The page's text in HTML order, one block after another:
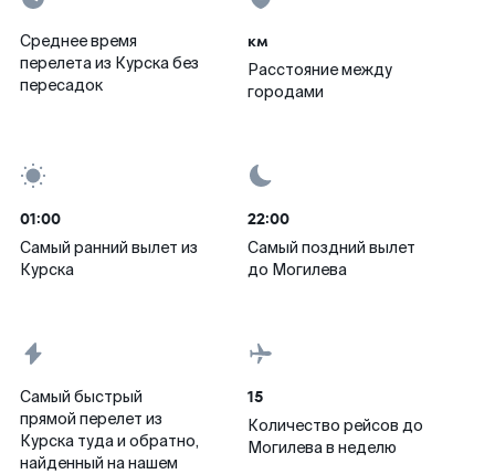
Среднее время
перелета из Курска без
пересадок
км
Расстояние между
городами
01:00
Самый ранний вылет из
Курска
22:00
Самый поздний вылет
до Могилева
Самый быстрый
прямой перелет из
Курска туда и обратно,
найденный на нашем
15
Количество рейсов до
Могилева в неделю